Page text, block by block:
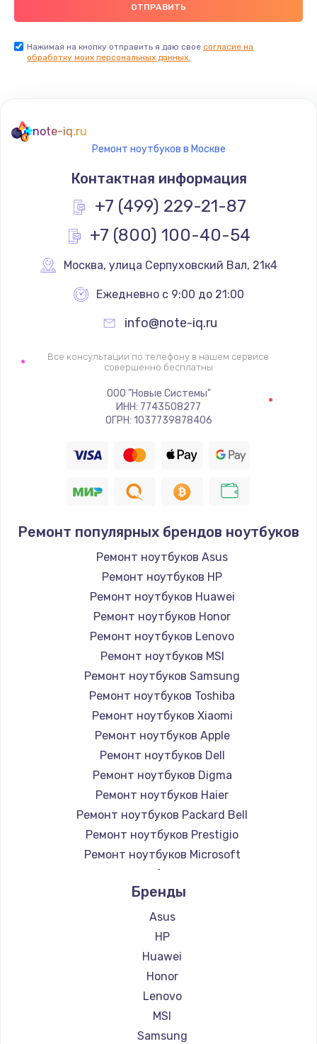
Нажимая на кнопку отправить я даю свое согласие на
обработку моих персональных данных.
note-iq.ru
Ремонт ноутбуков в Москве
Контактная информация
+7 (499) 229-21-87
+7 (800) 100-40-54
Москва, улица Серпуховский Вал, 21к4
Ежедневно с 9:00 до 21:00
info@note-iq.ru
Все консультации по телефону в нашем сервисе
совершенно бесплатны
ООО "Новые Системы"
ИНН: 7743508277
ОГРН: 1037739878406
Ремонт популярных брендов ноутбуков
Ремонт ноутбуков Asus
Ремонт ноутбуков HP
Ремонт ноутбуков Huawei
Ремонт ноутбуков Honor
Ремонт ноутбуков Lenovo
Ремонт ноутбуков MSI
Ремонт ноутбуков Samsung
Ремонт ноутбуков Toshiba
Ремонт ноутбуков Xiaomi
Ремонт ноутбуков Apple
Ремонт ноутбуков Dell
Ремонт ноутбуков Digma
Ремонт ноутбуков Haier
Ремонт ноутбуков Packard Bell
Ремонт ноутбуков Prestigio
Ремонт ноутбуков Microsoft
Ремонт ноутбуков Alienware
Ремонт ноутбуков Aquarius
Ремонт ноутбуков Gigabyte
Ремонт ноутбуков Aorus
Ремонт ноутбуков Maibenben
Ремонт ноутбуков Getac
Ремонт ноутбуков Epson
Ремонт ноутбуков Philips
Ремонт ноутбуков LG
Бренды
Asus
HP
Huawei
Honor
Lenovo
MSI
Samsung